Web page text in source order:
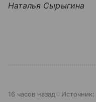
Наталья Сырыгина
16 часов назад Источник: